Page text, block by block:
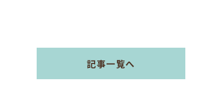
記事一覧へ